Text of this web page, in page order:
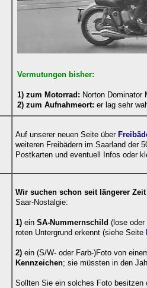
Vermutungen bisher:
1) zum Motorrad: Norton Dominator
2) zum Aufnahmeort: er lag sehr
Auf unserer neuen Seite über
weiteren Freibädern im Saarland der
Postkarten und eventuell Infos oder
Wir suchen schon seit längerer
Saar-Nostalgie:
1) ein SA-Nummernschild (lose
roten Untergrund erkennt (siehe Seite
2) ein (S/W- oder Farb-)Foto von
Kennzeichen; sie müssten in den
Sollten Sie ein solches Foto